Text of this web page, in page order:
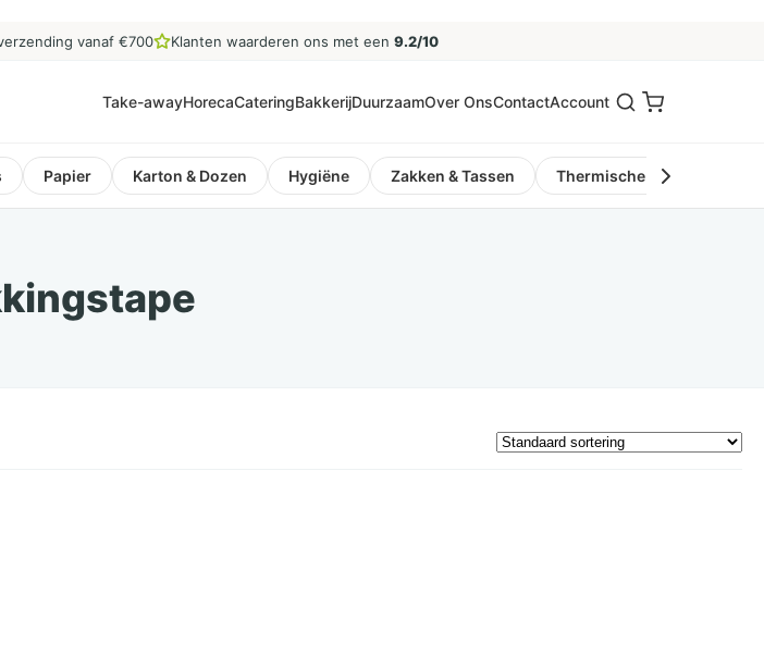
vanaf €700 Klanten waarderen ons met een 9.2/10
Take-awayHorecaCateringBakkerijDuurzaamOver OnsContactAccount
Papier Karton & Dozen Hygiëne Zakken & Tassen Thermische Kassa- en